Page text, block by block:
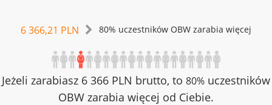
6 366,21 PLN 80% uczestników OBW zarabia więcej
Jeżeli zarabiasz 6 366 PLN brutto, to 80% uczestników
OBW zarabia więcej od Ciebie.